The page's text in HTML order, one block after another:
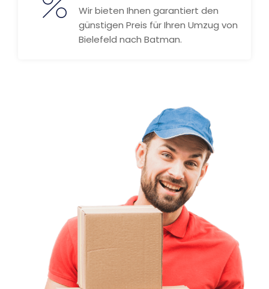
Wir bieten Ihnen garantiert den
günstigen Preis für Ihren Umzug von
Bielefeld nach Batman.